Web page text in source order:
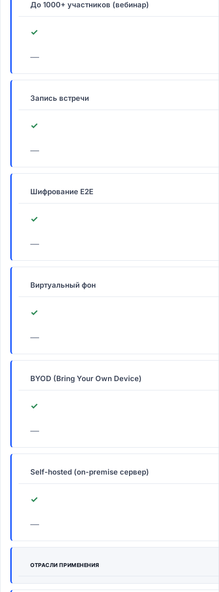
До 1000+ участников (вебинар)
✓
—
Запись встречи
✓
—
Шифрование E2E
✓
—
Виртуальный фон
✓
—
BYOD (Bring Your Own Device)
✓
—
Self-hosted (on-premise сервер)
✓
—
ОТРАСЛИ ПРИМЕНЕНИЯ